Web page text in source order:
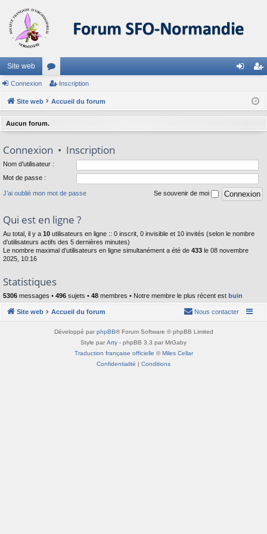
Site web
or
u cri
Connexion Inscription
Site web Accueil du forum
Aucun forum.
Connexion • Inscription
Nom d’utilisateur :
Mot de passe :
J’ai oublié mon mot de passe Se souvenir de moi
Qui est en ligne ?
Au total, il y a 10 utilisateurs en ligne :: 0 inscrit, 0 invisible et 10 invités (selon le nombre
d’utilisateurs actifs des 5 dernières minutes)
Le nombre maximal d’utilisateurs en ligne simultanément a été de 433 le 08 novembre
2025, 10:16
Statistiques
5306 messages • 496 sujets • 48 membres • Notre membre le plus récent est buin
Site web Accueil du forum Nous contacter
Développé par phpBB® Forum Software © phpBB Limited
Style par Arty - phpBB 3.3 par MrGaby
Traduction française officielle © Miles Cellar
Confidentialité
Conditions